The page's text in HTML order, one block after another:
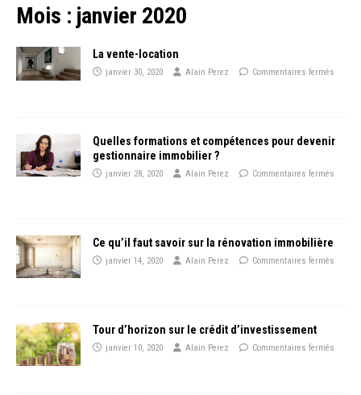
Mois : janvier 2020
La vente-location
janvier 30, 2020 Alain Perez Commentaires fermés
Quelles formations et compétences pour devenir
gestionnaire immobilier ?
janvier 28, 2020 Alain Perez Commentaires fermés
Ce qu’il faut savoir sur la rénovation immobilière
janvier 14, 2020 Alain Perez Commentaires fermés
Tour d’horizon sur le crédit d’investissement
janvier 10, 2020 Alain Perez Commentaires fermés